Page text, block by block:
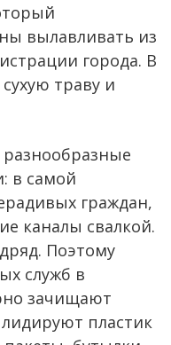
вылавливать из
города. В
траву и
в самой
граждан,
каналы свалкой.
Поэтому
служб в
зачищают
пластик